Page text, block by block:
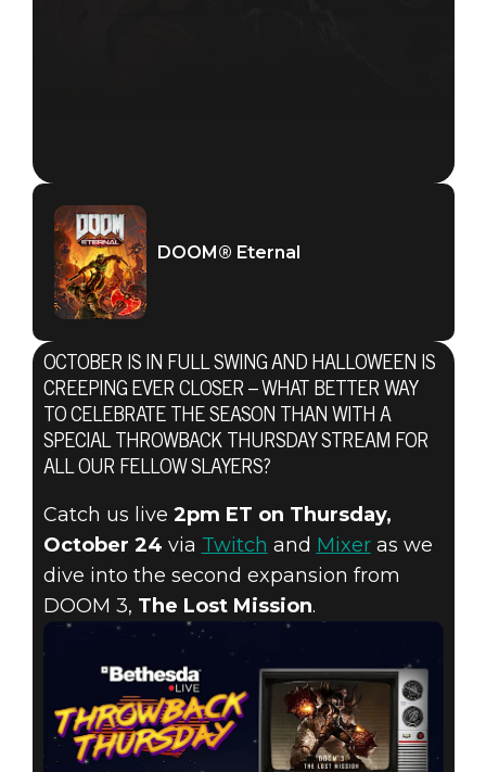
DOOM® Eternal
JOIN US
OCTOBER 24
FOR A SPECIAL
DOOM 3
DOOM® Eternal
OCTOBER IS IN FULL SWING AND HALLOWEEN IS
CREEPING EVER CLOSER – WHAT BETTER WAY
TO CELEBRATE THE SEASON THAN WITH A
SPECIAL THROWBACK THURSDAY STREAM FOR
ALL OUR FELLOW SLAYERS?
Catch us live 2pm ET on Thursday,
October 24 via Twitch and Mixeras we
dive into the second expansion from
DOOM 3, The Lost Mission.